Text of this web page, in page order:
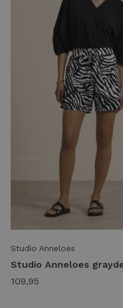
Studio Anneloes
109,95